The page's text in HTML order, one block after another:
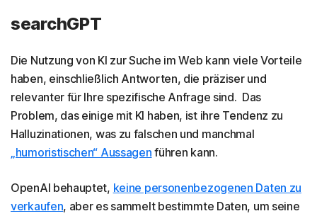
searchGPT
Die Nutzung von KI zur Suche im Web kann viele Vorteile
haben, einschließlich Antworten, die präziser und
relevanter für Ihre spezifische Anfrage sind. Das
Problem, das einige mit KI haben, ist ihre Tendenz zu
Halluzinationen, was zu falschen und manchmal
„humoristischen“ Aussagen führen kann.
OpenAI behauptet, keine personenbezogenen Daten zu
verkaufen, aber es sammelt bestimmte Daten, um seine